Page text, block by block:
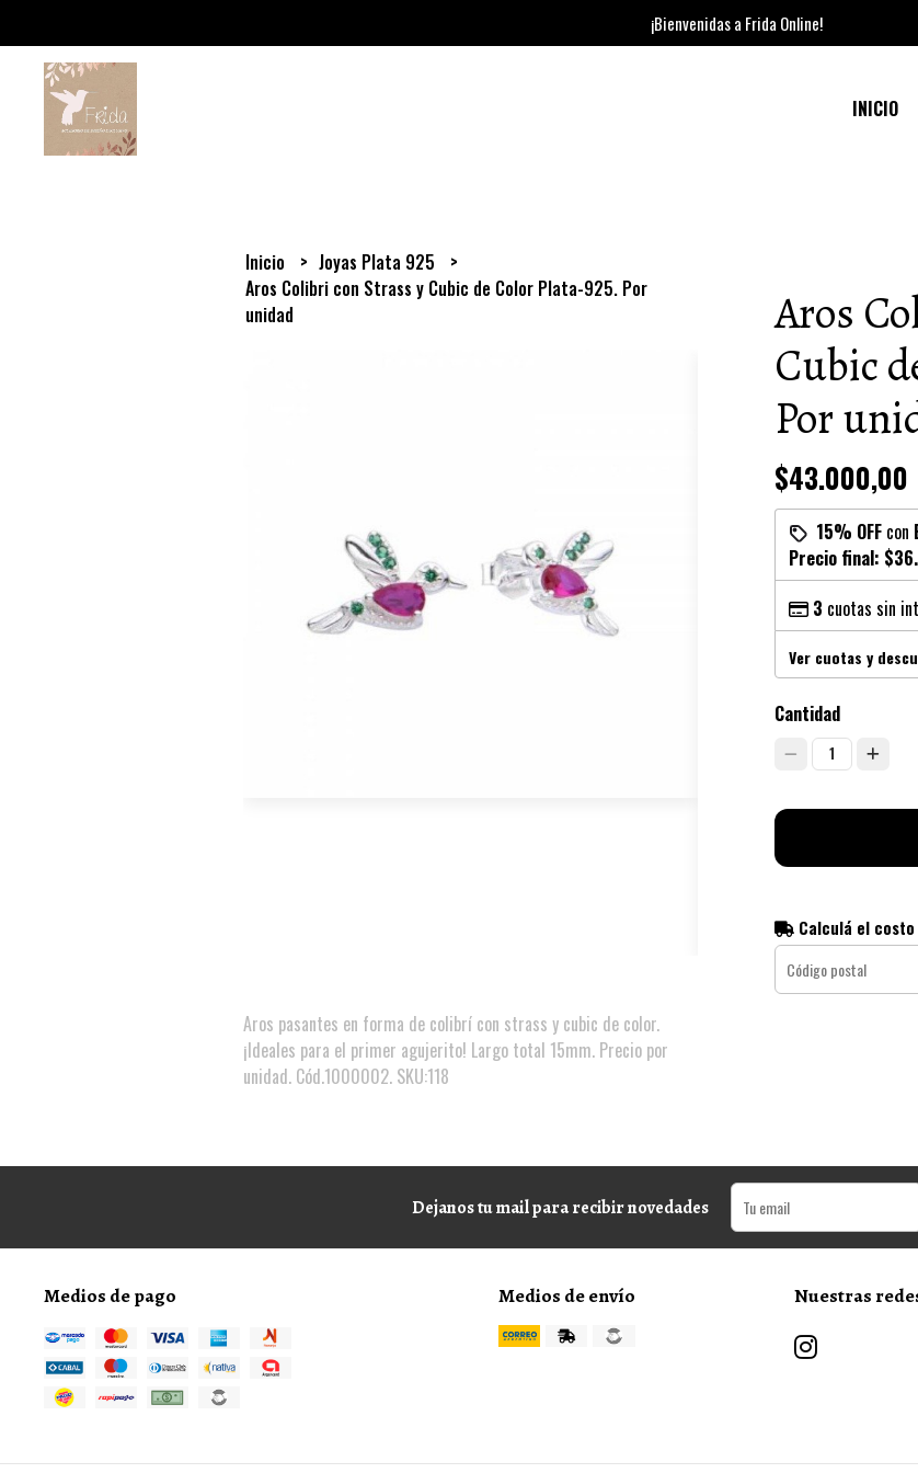
¡Bienvenidas a Frida Online!
INICIO
Inicio
Joyas Plata 925
Aros Colibri con Strass y Cubic de Color Plata-925. Por
unidad
Aros pasantes en forma de colibrí con strass y cubic de color.
¡Ideales para el primer agujerito! Largo total 15mm. Precio por
unidad. Cód.1000002. SKU:118
Aros
Cubic
Por
$43.000,00
15% OFFcon
Precio final:
3 cuotas sin
Ver cuotas y
Cantidad
1
Calculá el costo
Dejanos tu mail para recibir novedades
Medios de pago Medios de envío Nuestras